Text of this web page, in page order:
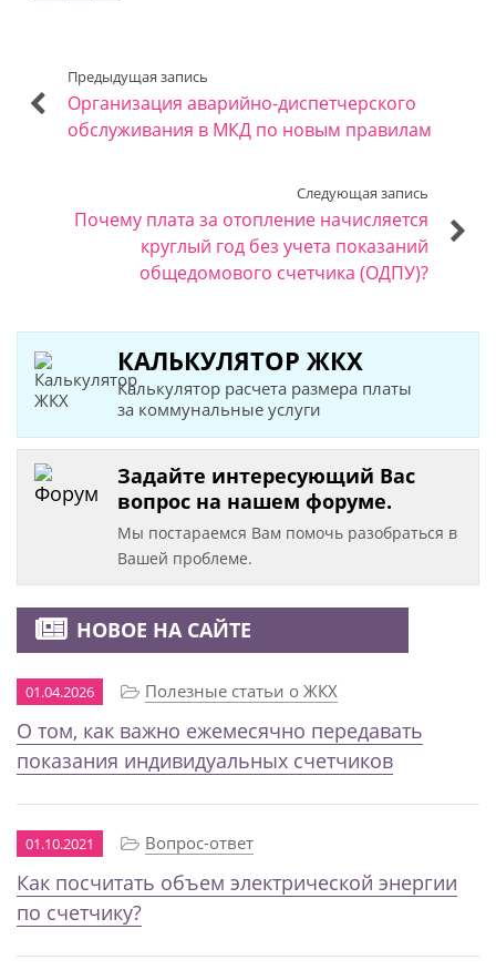
Предыдущая запись
Организация аварийно-диспетчерского
обслуживания в МКД по новым правилам
Следующая запись
Почему плата за отопление начисляется
круглый год без учета показаний
общедомового счетчика (ОДПУ)?
КАЛЬКУЛЯТОР ЖКХ
Калькулятор расчета размера платы
за коммунальные услуги
Задайте интересующий Вас
вопрос на нашем форуме.
Мы постараемся Вам помочь разобраться в
Вашей проблеме.
НОВОЕ НА САЙТЕ
01.04.2026 Полезные статьи о ЖКХ
О том, как важно ежемесячно передавать
показания индивидуальных счетчиков
01.10.2021 Вопрос-ответ
Как посчитать объем электрической энергии
по счетчику?